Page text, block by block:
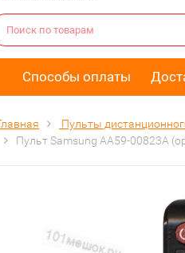
Способы оплаты
Пульты
Пульт Samsung AA59-00823A